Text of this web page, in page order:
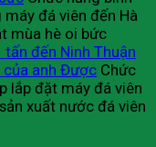
đá viên đến Hà
mùa hè oi bức
đến Ninh Thuận
anh Được Chức
lắp đặt máy đá viên
xuất nước đá viên